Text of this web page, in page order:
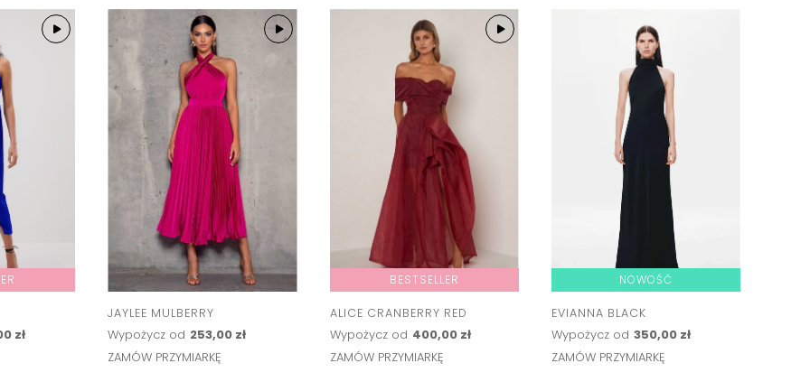
zł
JAYLEE MULBERRY
Wypożycz od 253,00 zł
ZAMÓW PRZYMIARKĘ
BESTSELLER
ALICE CRANBERRY RED
Wypożycz od 400,00 zł
ZAMÓW PRZYMIARKĘ
NOWOŚĆ
EVIANNA BLACK
Wypożycz od 350,00 zł
ZAMÓW PRZYMIARKĘ